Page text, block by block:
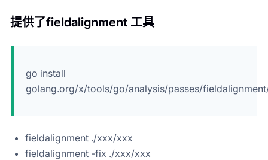
提供了fieldalignment 工具
go install
golang.org/x/tools/go/analysis/passes/
fieldalignment ./xxx/xxx
fieldalignment -fix ./xxx/xxx